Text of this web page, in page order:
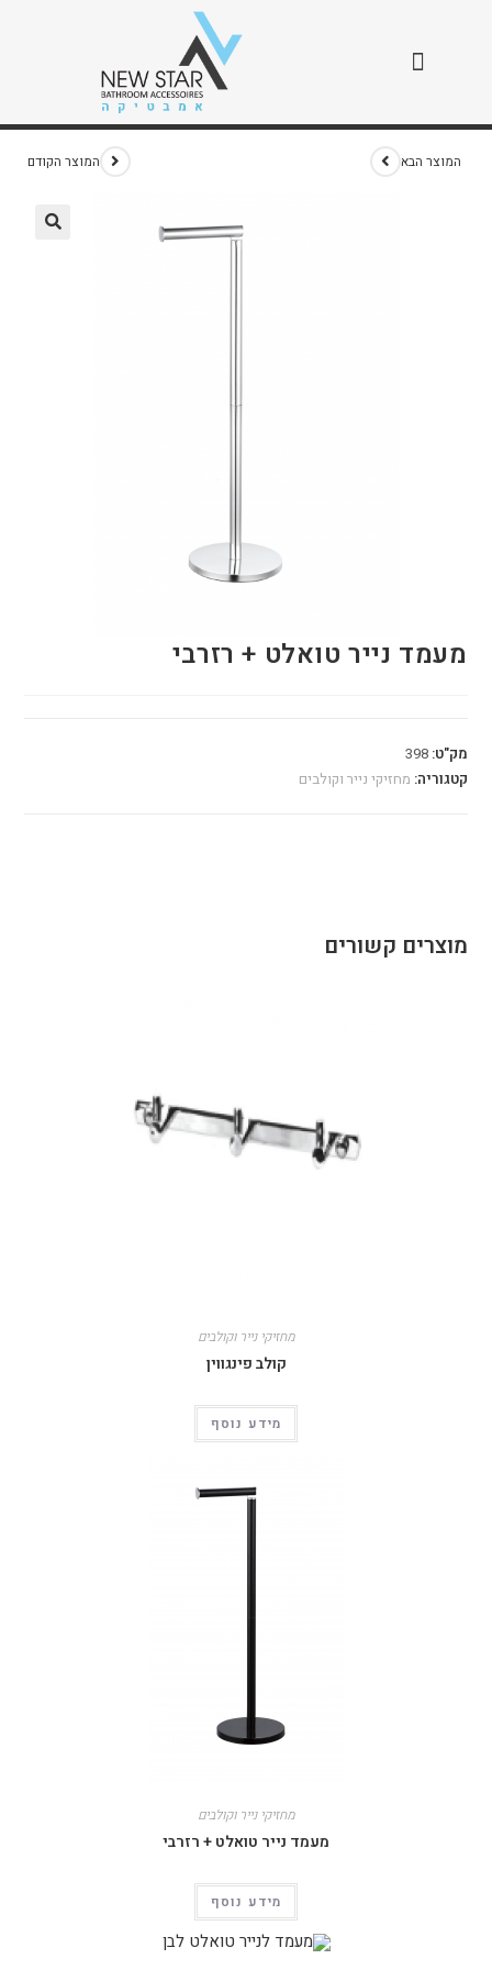
מעמד נייר טואלט + רזרבי
המוצר הקודם המוצר הבא
מעמד נייר טואלט + רזרבי
מק"ט:398
קטגוריה: מחזיקי נייר וקולבים
מוצרים קשורים
מחזיקי נייר וקולבים
קולב פינגווין
מידע נוסף
מחזיקי נייר וקולבים
מעמד נייר טואלט + רזרבי
מידע נוסף